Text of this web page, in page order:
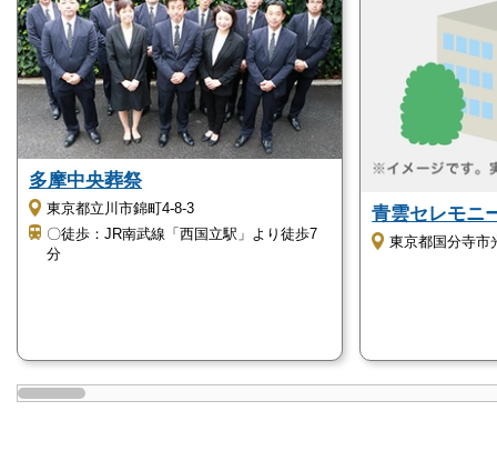
をお伺いしながら適切にアドバイスいたします。
無門庭園の駐車場について
無門庭園には30台の駐車場があります。
足腰の悪いお年寄りがいても、車で来場することがで
きるので安心です。
そのため、お葬式の後に近隣の火葬場（火葬施設）に
霊柩車で出棺して、火葬場到着後に荼毘（火葬）にふ
多摩中央葬祭
東京都立川市錦町4-8-3
〇徒歩：JR南武線「西国立駅」より徒歩7
分
青雲セレモニ
東京都国分寺市